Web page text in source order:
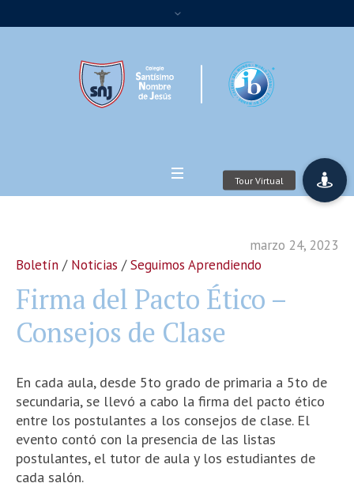
marzo 24, 2023
Boletín / Noticias /Seguimos Aprendiendo
Firma del Pacto Ético –
Consejos de Clase
En cada aula, desde 5to grado de primaria a 5to de
secundaria, se llevó a cabo la firma del pacto ético
entre los postulantes a los consejos de clase. El
evento contó con la presencia de las listas
postulantes, el tutor de aula y los estudiantes de
cada salón.